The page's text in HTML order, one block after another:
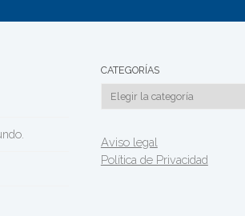
CATEGORÍAS
Categorías
Aviso legal
Política de Privacidad